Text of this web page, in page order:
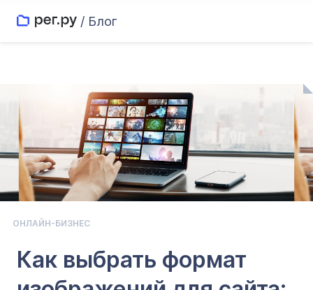
/ Блог
ОНЛАЙН-БИЗНЕС
Как выбрать формат